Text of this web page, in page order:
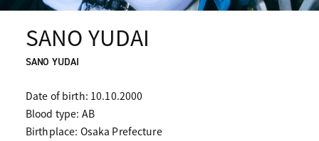
SANO YUDAI
SANO YUDAI
Date of birth: 10.10.2000
Blood type: AB
Birthplace: Osaka Prefecture